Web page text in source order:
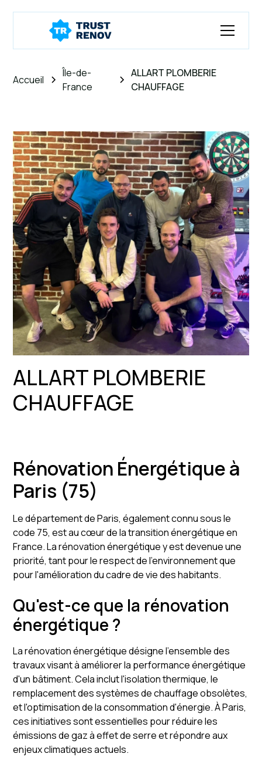
Accueil
Île-de-
France
ALLART PLOMBERIE
CHAUFFAGE
ALLART PLOMBERIE
CHAUFFAGE
Rénovation Énergétique à
Paris (75)
Le département de Paris, également connu sous le
code 75, est au cœur de la transition énergétique en
France. La rénovation énergétique y est devenue une
priorité, tant pour le respect de l'environnement que
pour l'amélioration du cadre de vie des habitants.
Qu'est-ce que la rénovation
énergétique ?
La rénovation énergétique désigne l'ensemble des
travaux visant à améliorer la performance énergétique
d'un bâtiment. Cela inclut l'isolation thermique, le
remplacement des systèmes de chauffage obsolètes,
et l'optimisation de la consommation d'énergie. À Paris,
ces initiatives sont essentielles pour réduire les
émissions de gaz à effet de serre et répondre aux
enjeux climatiques actuels.